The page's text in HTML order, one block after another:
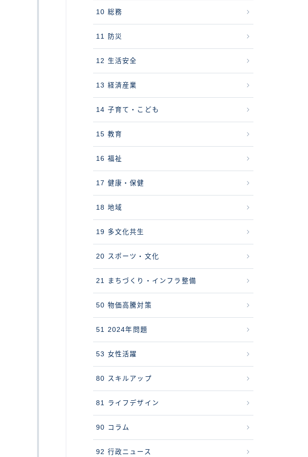
10 総務
11 防災
12 生活安全
13 経済産業
14 子育て・こども
15 教育
16 福祉
17 健康・保健
18 地域
19 多文化共生
20 スポーツ・文化
21 まちづくり・インフラ整備
50 物価高騰対策
51 2024年問題
53 女性活躍
80 スキルアップ
81 ライフデザイン
90 コラム
92 行政ニュース